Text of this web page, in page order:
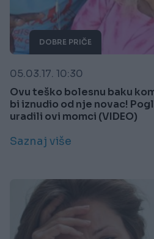
DOBRE PRIČE
05.03.17. 10:30
Ovu teško bolesnu baku
bi iznudio od nje novac!
uradili ovi momci (VIDEO)
Saznaj više